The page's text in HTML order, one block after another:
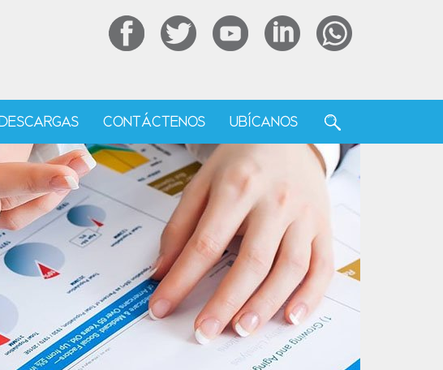
CONTÁCTENOS UBÍCANOS